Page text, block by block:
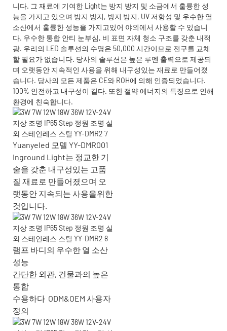
니다. 그 재료에 기여한 Light는 방지 방지 및 소금에서 훌륭한 성
능을 가지고 있으며 방지 방지, 방지 방지, UV 저항성 및 우수한 열
소산에서 훌륭한 성능을 가지고있어 야외에서 사용할 수 있습니
다. 우수한 통합 안티 눈부심, 비 표면 자체 청소 구조를 갖춘 내적
광. 우리의 LED 솔루션의 수명은 50,000 시간이므로 전구를 교체
할 필요가 없습니다. 당사의 솔루션은 높은 루멘 출력으로 제공되
며 오랫동안 지속적인 사용을 위해 내구성있는 재료로 만들어졌
습니다. 당사의 모든 제품은 CE와 ROH에 의해 인증되었습니다.
100% 안전하고 내구성이 길다. 또한 절약 에너지의 특징으로 인해
환경에 친숙합니다.
Yuanyeled 모델 YY-DMR001
Inground Light는 정교한 기
술을 갖춘 내구성있는 고품
질 재료로 만들어졌으며 오
랫동안 지속되는 사용을위한
것입니다.
램프 바디의 우수한 열 소산
성능
간단한 외관, 건물과의 높은
통합
수용하다 ODM&OEM 사용자
정의